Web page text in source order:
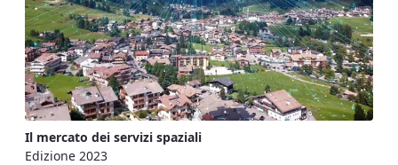
Il mercato dei servizi spaziali
Edizione 2023